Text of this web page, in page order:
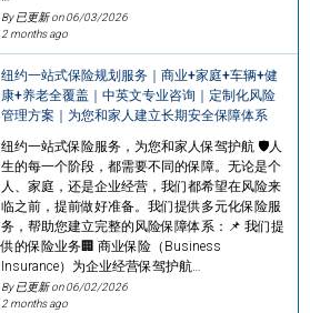
By 已更新 on06/03/2026
2 months ago
纽约一站式保险规划服务｜商业+家庭+车辆+健
康+养老全覆盖｜中英文专业咨询｜定制化风险
管理方案｜为您和家人建立长期安全保障体系
纽约一站式保险服务，为您和家人保驾护航 🛡️人
生的每一个阶段，都需要不同的保障。无论是个
人、家庭，还是企业经营，我们都希望在风险来
临之前，提前做好准备。我们提供多元化保险服
务，帮助您建立完整的风险保障体系：📌 我们提
供的保险业务🏢 商业保险（Business
Insurance）为企业经营保驾护航…
By 已更新 on06/02/2026
2 months ago